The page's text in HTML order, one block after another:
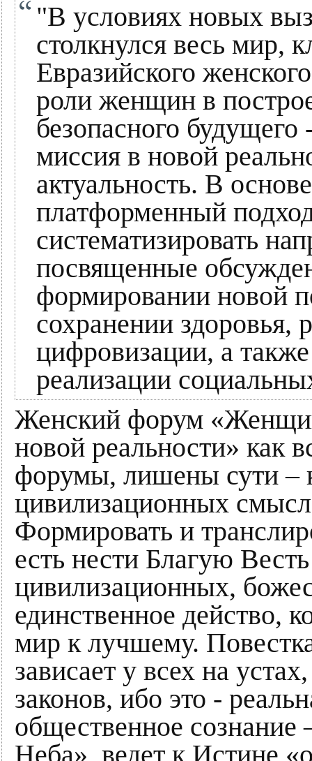
"В условиях новых
столкнулся весь мир,
Евразийского
роли женщин в
безопасного
миссия в новой
актуальность. В
платформенный
систематизировать
посвященные
формировании новой
сохранении здоровья,
цифровизации, а
реализации
Женский форум
новой реальности» как
форумы, лишены сути –
цивилизационных
Формировать и
есть нести Благую
цивилизационных,
единственное действо,
мир к лучшему.
зависает у всех на
законов, ибо это -
общественное сознание
Неба», ведет к Истине